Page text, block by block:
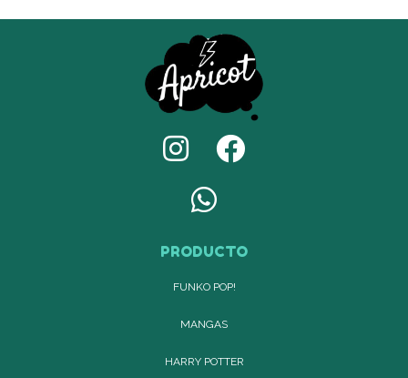
PRODUCTO
FUNKO POP!
MANGAS
HARRY POTTER